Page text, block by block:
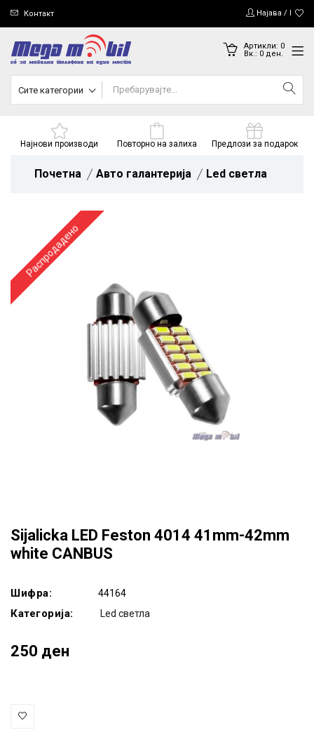
Контакт Најава /
Артикли: 0
Вк.: 0ден.
Сите категории
Најнови производи Повторно на залиха Предлози за подарок
Почетна Авто галантерија Led светла
Распродадено
Sijalicka LED Feston 4014 41mm-42mm
white CANBUS
Шифра: 44164
Категорија: Led светла
250 ден